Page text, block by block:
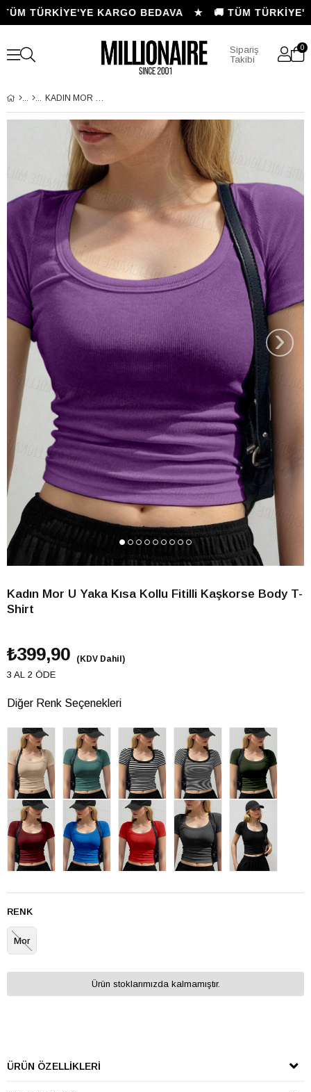
TÜRKİYE'YE KARGO BEDAVA ★🚚 TÜM
Sipariş
Takibi
0
KADIN MOR U YAKA KISA KOLLU FITILLI KAŞKORSE BODY T-SHIRT
›
Kadın Mor U Yaka Kısa Kollu Fitilli Kaşkorse Body T-
Shirt
₺399,90 (KDV Dahil)
3 AL 2 ÖDE
Diğer Renk Seçenekleri
RENK
Mor
Ürün stoklarımızda kalmamıştır.
ÜRÜN ÖZELLIKLERI